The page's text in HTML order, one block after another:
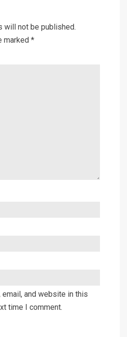
will not be published.
marked *
email, and website in this
time I comment.